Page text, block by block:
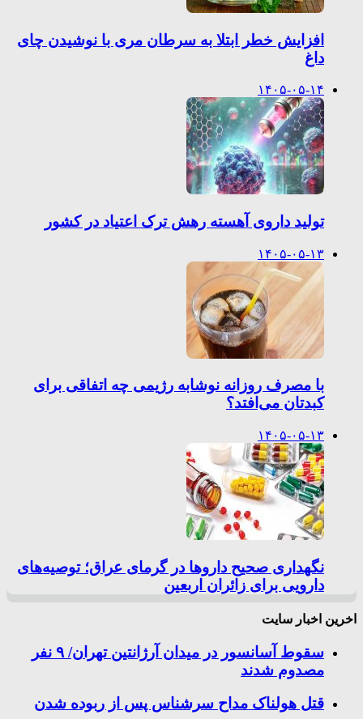
افزایش خطر ابتلا به سرطان مری با نوشیدن چای
داغ
۱۴۰۵-۰۵-۱۴
تولید داروی آهسته رهش ترک اعتیاد در کشور
۱۴۰۵-۰۵-۱۳
با مصرف روزانه نوشابه رژیمی چه اتفاقی برای
کبدتان می‌افتد؟
۱۴۰۵-۰۵-۱۳
نگهداری صحیح داروها در گرمای عراق؛ توصیه‌های
دارویی برای زائران اربعین
اخرین اخبار سایت
سقوط آسانسور در میدان آرژانتین تهران/ ۹ نفر
مصدوم شدند
قتل هولناک مداح سرشناس پس از ربوده شدن